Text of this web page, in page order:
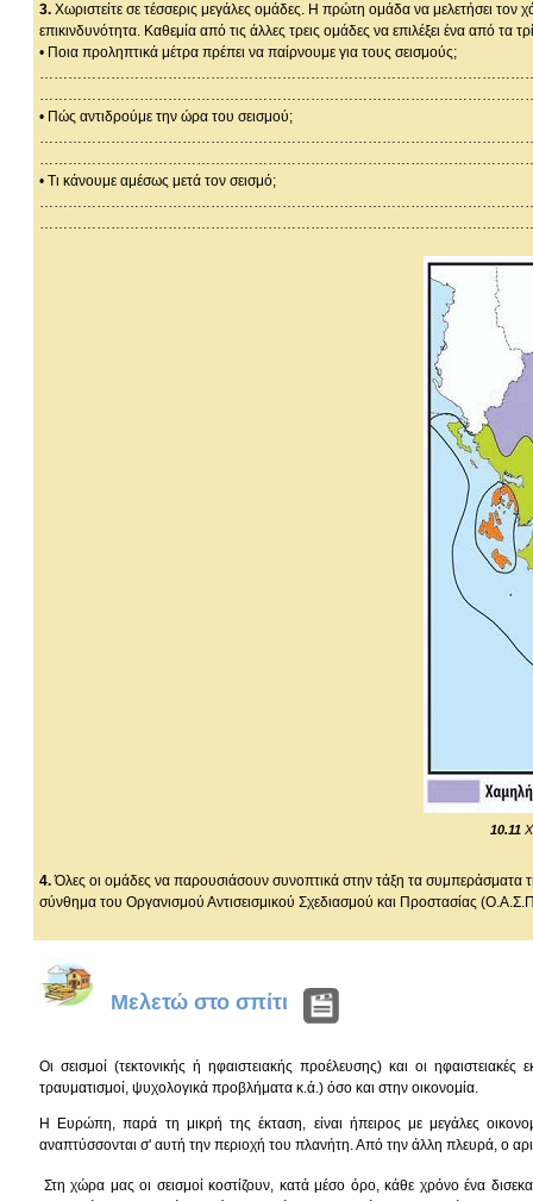
3. Χωριστείτε σε τέσσερις μεγάλες ομάδες. Η πρώτη ομάδα να μελετήσει τον
επικινδυνότητα. Καθεμία από τις άλλες τρεις ομάδες να επιλέξει ένα από
• Ποια προληπτικά μέτρα πρέπει να παίρνουμε για τους σεισμούς;
• Πώς αντιδρούμε την ώρα του σεισμού;
• Τι κάνουμε αμέσως μετά τον σεισμό;
10.11
4.Όλες οι ομάδες να παρουσιάσουν συνοπτικά στην τάξη τα συμπεράσματα
σύνθημα του Οργανισμού Αντισεισμικού Σχεδιασμού και Προστασίας
Μελετώ στο σπίτι
Οι σεισμοί (τεκτονικής ή ηφαιστειακής προέλευσης) και οι
τραυματισμοί, ψυχολογικά προβλήματα κ.ά.) όσο και στην οικονομία.
Η Ευρώπη, παρά τη μικρή της έκταση, είναι ήπειρος με μεγάλες
αναπτύσσονται σ' αυτή την περιοχή του πλανήτη. Από την άλλη πλευρά, ο
Στη χώρα μας οι σεισμοί κοστίζουν, κατά μέσο όρο, κάθε χρόνο ένα